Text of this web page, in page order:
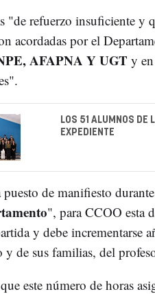
"de refuerzo insuficiente y
acordadas por el
AFAPNA Y UGT y
LOS 51 ALUMNOS DE
EXPEDIENTE
de manifiesto
", para CCOO esta
y debe incrementarse
y de sus familias, del
este número de horas